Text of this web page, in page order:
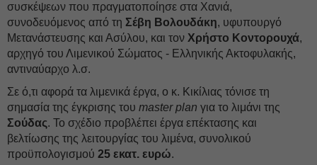
συσκέψεων που πραγματοποίησε στα Χανιά,
συνοδευόμενος από τη Σέβη Βολουδάκη, υφυπουργό
Μετανάστευσης και Ασύλου, και τον Χρήστο Κοντορουχά,
αρχηγό του Λιμενικού Σώματος - Ελληνικής Ακτοφυλακής,
αντιναύαρχο λ.σ.
Σε ό,τι αφορά τα λιμενικά έργα, ο κ. Κικίλιας τόνισε τη
σημασία της έγκρισης του master plan για το λιμάνι της
Σούδας. Το σχέδιο προβλέπει έργα επέκτασης και
βελτίωσης της λειτουργίας του λιμένα, συνολικού
προϋπολογισμού 25 εκατ. ευρώ.